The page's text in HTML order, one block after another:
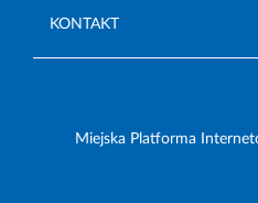
KONTAKT
Miejska Platforma